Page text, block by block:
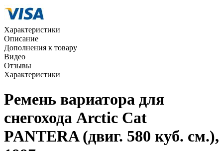
Характеристики
Описание
Дополнения к товару
Видео
Отзывы
Характеристики
Ремень вариатора для
снегохода Arctic Cat
PANTERA (двиг. 580 куб. см.),